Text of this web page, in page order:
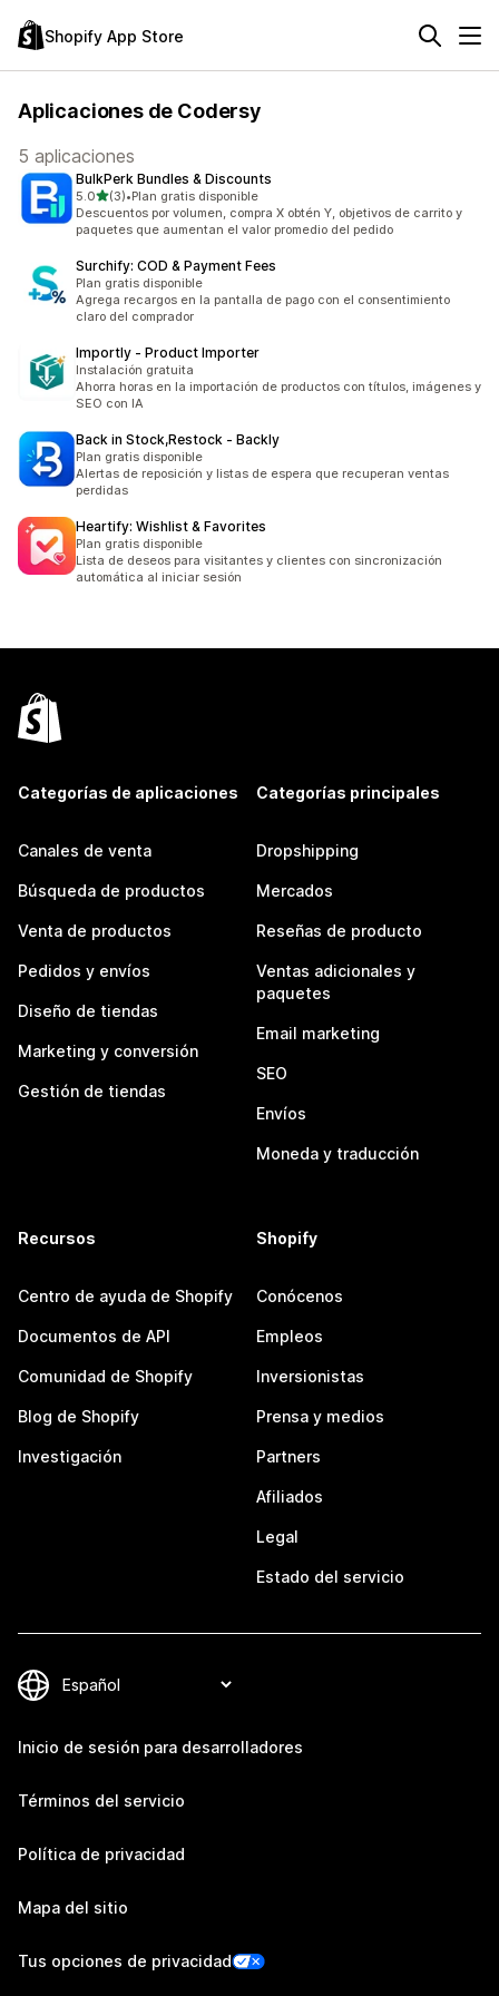
Shopify App Store
Aplicaciones de Codersy
5 aplicaciones
BulkPerk Bundles & Discounts
5.0de 5 estrellas
(3)
3 reseñas en total
•Plan gratis disponible
Descuentos por volumen, compra X obtén Y, objetivos de carrito y
paquetes que aumentan el valor promedio del pedido
Surchify: COD & Payment Fees
Plan gratis disponible
Agrega recargos en la pantalla de pago con el consentimiento
claro del comprador
Importly ‑ Product Importer
Instalación gratuita
Ahorra horas en la importación de productos con títulos, imágenes y
SEO con IA
Back in Stock,Restock ‑ Backly
Plan gratis disponible
Alertas de reposición y listas de espera que recuperan ventas
perdidas
Heartify: Wishlist & Favorites
Plan gratis disponible
Lista de deseos para visitantes y clientes con sincronización
automática al iniciar sesión
Categorías de aplicaciones
Canales de venta
Búsqueda de productos
Venta de productos
Pedidos y envíos
Diseño de tiendas
Marketing y conversión
Gestión de tiendas
Categorías principales
Dropshipping
Mercados
Reseñas de producto
Ventas adicionales y
paquetes
Email marketing
SEO
Envíos
Moneda y traducción
Recursos
Centro de ayuda de Shopify
Documentos de API
Comunidad de Shopify
Blog de Shopify
Investigación
Shopify
Conócenos
Empleos
Inversionistas
Prensa y medios
Partners
Afiliados
Legal
Estado del servicio
Inicio de sesión para desarrolladores
Términos del servicio
Política de privacidad
Mapa del sitio
Tus opciones de privacidad